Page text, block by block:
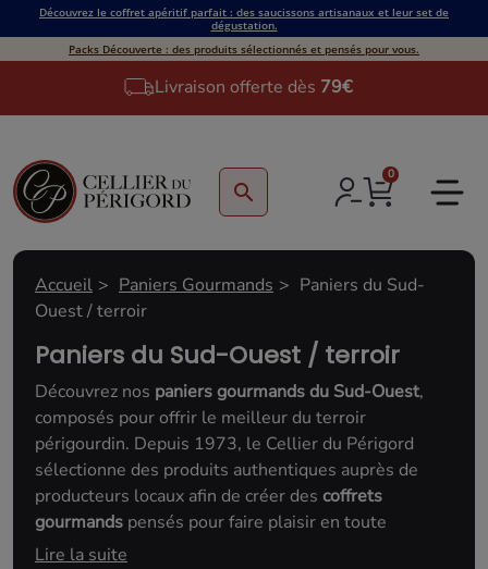
Découvrez le coffret apéritif parfait : des saucissons artisanaux et leur set de
dégustation.
Packs Découverte : des produits sélectionnés et pensés pour vous.
Livraison offerte dès 79€
search
0
Accueil Paniers Gourmands
Paniers du Sud-
Ouest / terroir
Paniers du Sud-Ouest / terroir
Découvrez nos paniers gourmands du Sud-Ouest,
composés pour offrir le meilleur du terroir
périgourdin. Depuis 1973, le Cellier du Périgord
sélectionne des produits authentiques auprès de
producteurs locaux afin de créer des coffrets
gourmands pensés pour faire plaisir en toute
occasion. À offrir à un proche, à un collaborateur ou à
Lire la suite